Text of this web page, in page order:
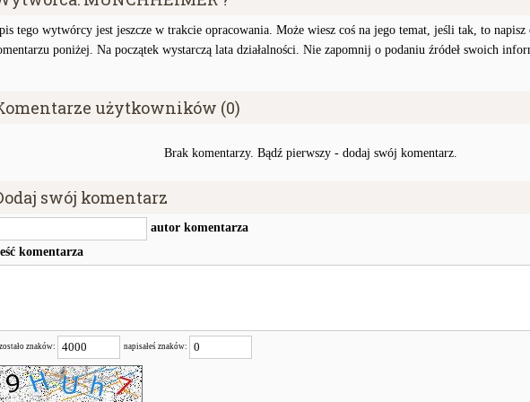
tego wytwórcy jest jeszcze w trakcie opracowania. Może wiesz coś na jego temat, jeśli tak, to
poniżej. Na początek wystarczą lata działalności. Nie zapomnij o podaniu źródeł swoich
użytkowników (0)
Brak komentarzy. Bądź pierwszy - dodaj swój komentarz.
swój komentarz
autor komentarza
komentarza
znaków: napisałeś znaków: